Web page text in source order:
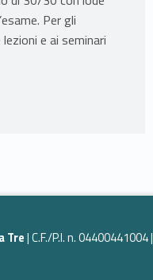
Per gli
e ai seminari
Tre| C.F./P.I. n. 04400441004 |